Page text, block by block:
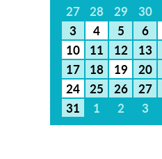
27 28 29 30
3
4 5 6
10
11 12 13
17
18 19 20
24 25 26 27
31
1 2 3